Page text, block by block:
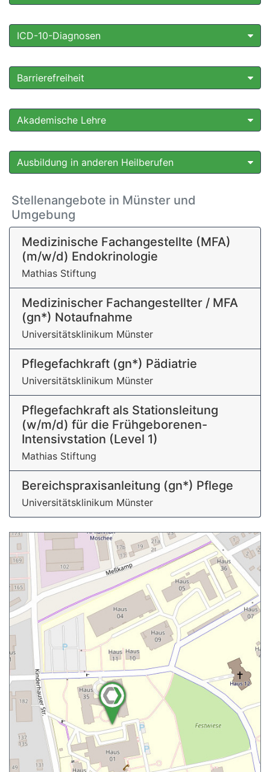
ICD-10-Diagnosen
Barrierefreiheit
Akademische Lehre
Ausbildung in anderen Heilberufen
Stellenangebote in Münster und
Umgebung
Medizinische Fachangestellte (MFA)
(m/w/d) Endokrinologie
Mathias Stiftung
Medizinischer Fachangestellter / MFA
(gn*) Notaufnahme
Universitätsklinikum Münster
Pflegefachkraft (gn*) Pädiatrie
Universitätsklinikum Münster
Pflegefachkraft als Stationsleitung
(w/m/d) für die Frühgeborenen-
Intensivstation (Level 1)
Mathias Stiftung
Bereichspraxisanleitung (gn*) Pflege
Universitätsklinikum Münster